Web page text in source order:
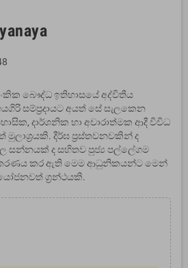
බෞද්ධ ඉතිහාසයේ අද්විතීය
සම්ප්‍රදායට අයත් සේ සැලකෙන
දාර්ශනික හා අචාරාත්මක ආදී විවිධ
මුලාශ්‍රයකි. දීර්ඝ ප්‍රස්තවනවකින් ද
සන්නයක් ද සහිතව පුජ්‍ය පල්ලේගම
කර ඇති මෙම ආධුනිකයන්ට මෙන්
ග්‍රන්ථයකි.